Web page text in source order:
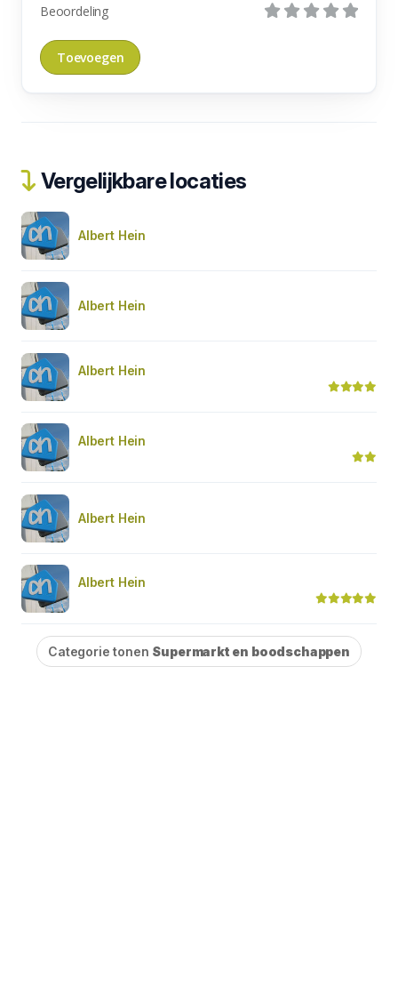
Beoordeling
Vergelijkbare locaties
Albert Hein
Albert Hein
Albert Hein
Albert Hein
Albert Hein
Albert Hein
Categorie tonen Supermarkt en boodschappen